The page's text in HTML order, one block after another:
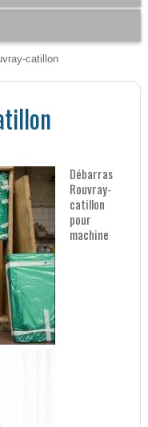
catillon
Débarras
Rouvray-
catillon
pour
machine